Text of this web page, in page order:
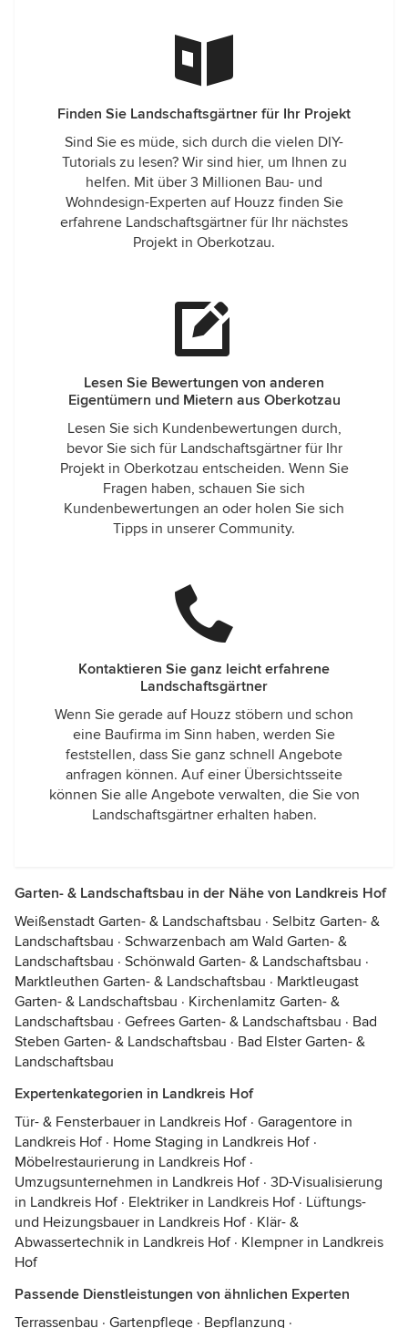
Finden Sie Landschaftsgärtner für Ihr Projekt
Sind Sie es müde, sich durch die vielen DIY-
Tutorials zu lesen? Wir sind hier, um Ihnen zu
helfen. Mit über 3 Millionen Bau- und
Wohndesign-Experten auf Houzz finden Sie
erfahrene Landschaftsgärtner für Ihr nächstes
Projekt in Oberkotzau.
Lesen Sie Bewertungen von anderen
Eigentümern und Mietern aus Oberkotzau
Lesen Sie sich Kundenbewertungen durch,
bevor Sie sich für Landschaftsgärtner für Ihr
Projekt in Oberkotzau entscheiden. Wenn Sie
Fragen haben, schauen Sie sich
Kundenbewertungen an oder holen Sie sich
Tipps in unserer Community.
Kontaktieren Sie ganz leicht erfahrene
Landschaftsgärtner
Wenn Sie gerade auf Houzz stöbern und schon
eine Baufirma im Sinn haben, werden Sie
feststellen, dass Sie ganz schnell Angebote
anfragen können. Auf einer Übersichtsseite
können Sie alle Angebote verwalten, die Sie von
Landschaftsgärtner erhalten haben.
Garten- & Landschaftsbau in der Nähe von Landkreis Hof
Weißenstadt Garten- & Landschaftsbau · Selbitz Garten- &
Landschaftsbau · Schwarzenbach am Wald Garten- &
Landschaftsbau · Schönwald Garten- & Landschaftsbau ·
Marktleuthen Garten- & Landschaftsbau · Marktleugast
Garten- & Landschaftsbau · Kirchenlamitz Garten- &
Landschaftsbau · Gefrees Garten- & Landschaftsbau · Bad
Steben Garten- & Landschaftsbau · Bad Elster Garten- &
Landschaftsbau
Expertenkategorien in Landkreis Hof
Tür- & Fensterbauer in Landkreis Hof· Garagentore in
Landkreis Hof· Home Staging in Landkreis Hof·
Möbelrestaurierung in Landkreis Hof·
Umzugsunternehmen in Landkreis Hof· 3D-Visualisierung
in Landkreis Hof· Elektriker in Landkreis Hof· Lüftungs-
und Heizungsbauer in Landkreis Hof· Klär- &
Abwassertechnik in Landkreis Hof· Klempner in Landkreis
Hof
Passende Dienstleistungen von ähnlichen Experten
Terrassenbau · Gartenpflege · Bepflanzung ·